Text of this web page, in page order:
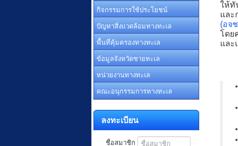
กิจกรรมการใช้ประโยชน์
ปัญหาสิ่งแวดล้อมทางทะเล
พื้นที่คุ้มครองทางทะเล
ข้อมูลจังหวัดชายทะเล
หน่วยงานทางทะเล
คณะอนุกรรมการทางทะเล
ลงทะเบียน
ชื่อสมาชิก
ให้ทั
แล
(อจ
โดย
และ